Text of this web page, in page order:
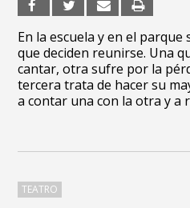
En la escuela y en el
que deciden reunirse. Una
cantar, otra sufre por la
tercera trata de hacer su
a contar una con la otra y a
TEATRO